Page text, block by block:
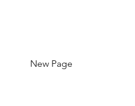
New Page